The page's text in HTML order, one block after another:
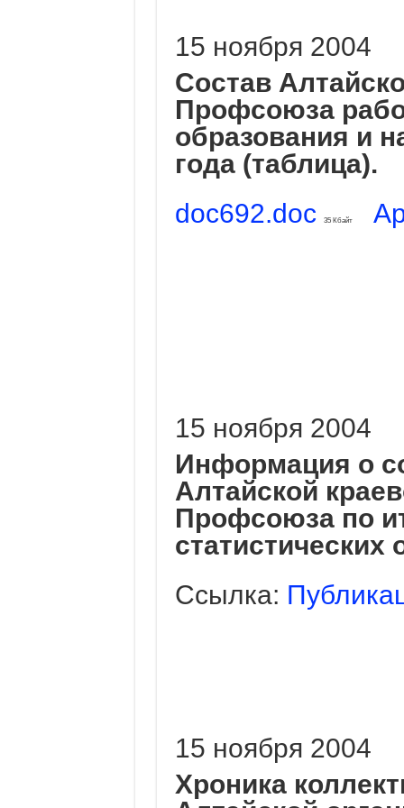
15 ноября 2004
Состав
Профсоюза
образования и
года (таблица).
doc692.doc
35 Кбайт
15 ноября 2004
Информация о
Алтайской
Профсоюза по
статистических
Ссылка:
15 ноября 2004
Хроника